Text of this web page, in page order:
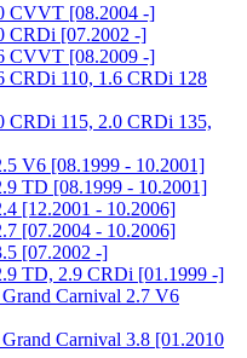
CVVT [08.2004 -]
CRDi [07.2002 -]
CVVT [08.2009 -]
CRDi 110, 1.6 CRDi 128
CRDi 115, 2.0 CRDi 135,
V6 [08.1999 - 10.2001]
TD [08.1999 - 10.2001]
[12.2001 - 10.2006]
[07.2004 - 10.2006]
[07.2002 -]
TD, 2.9 CRDi [01.1999 -]
Carnival 2.7 V6
Carnival 3.8 [01.2010